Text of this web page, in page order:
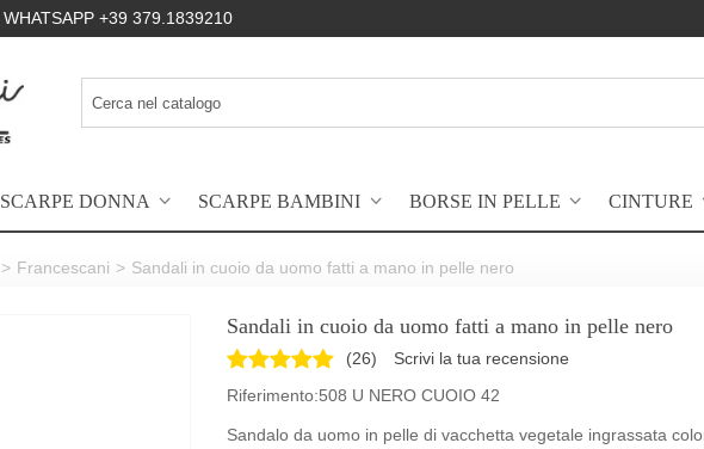
WHATSAPP +39 379.1839210
SCARPE DONNA SCARPE BAMBINI BORSE IN PELLE CINTURE
> Francescani > Sandali in cuoio da uomo fatti a mano in pelle nero
Sandali in cuoio da uomo fatti a mano in pelle nero
(26)
Scrivi la tua recensione
Riferimento:508 U NERO CUOIO 42
Sandalo da uomo in pelle di vacchetta vegetale ingrassata